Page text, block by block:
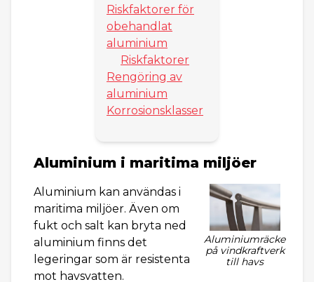
Riskfaktorer för
obehandlat
aluminium
Riskfaktorer
Rengöring av
aluminium
Korrosionsklasser
Aluminium i maritima miljöer
Aluminiumräcke
på vindkraftverk
till havs
Aluminium kan användas i
maritima miljöer. Även om
fukt och salt kan bryta ned
aluminium finns det
legeringar som är resistenta
mot havsvatten.